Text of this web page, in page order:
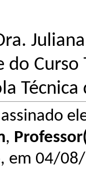
do Curso
Técnica
,
, em 04/